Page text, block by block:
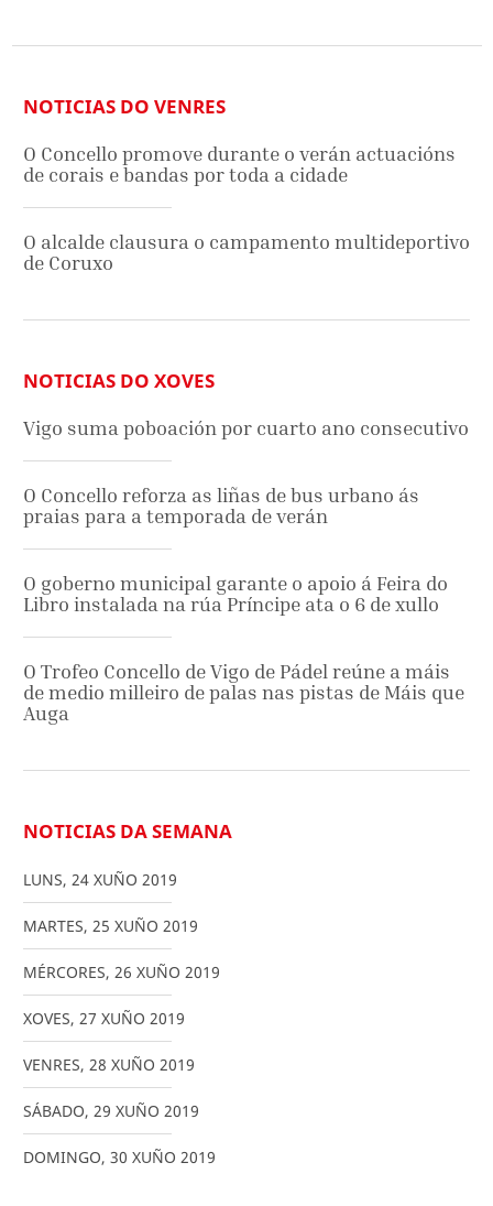
NOTICIAS DO VENRES
O Concello promove durante o verán actuacións
de corais e bandas por toda a cidade
O alcalde clausura o campamento multideportivo
de Coruxo
NOTICIAS DO XOVES
Vigo suma poboación por cuarto ano consecutivo
O Concello reforza as liñas de bus urbano ás
praias para a temporada de verán
O goberno municipal garante o apoio á Feira do
Libro instalada na rúa Príncipe ata o 6 de xullo
O Trofeo Concello de Vigo de Pádel reúne a máis
de medio milleiro de palas nas pistas de Máis que
Auga
NOTICIAS DA SEMANA
LUNS, 24 XUÑO 2019
MARTES, 25 XUÑO 2019
MÉRCORES, 26 XUÑO 2019
XOVES, 27 XUÑO 2019
VENRES, 28 XUÑO 2019
SÁBADO, 29 XUÑO 2019
DOMINGO, 30 XUÑO 2019